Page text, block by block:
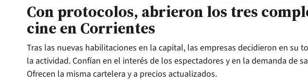
Con protocolos, abrieron los tres
cine en Corrientes
Tras las nuevas habilitaciones en la capital, las empresas decidieron en su
la actividad. Confían en el interés de los espectadores y en la demanda de
Ofrecen la misma cartelera y a precios actualizados.